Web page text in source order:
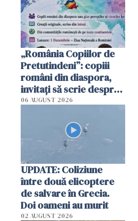
„România Copiilor de
Pretutindeni”: copiii
români din diaspora,
invitați să scrie despre
România într-un volum
06 AUGUST 2026
UPDATE: Coliziune
între două elicoptere
de salvare în Grecia.
Doi oameni au murit
02 AUGUST 2026